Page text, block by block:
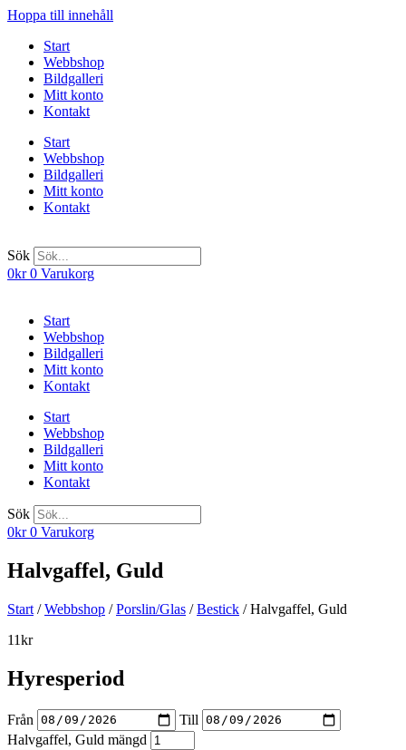
Hoppa till innehåll
Start
Webbshop
Bildgalleri
Mitt konto
Kontakt
Start
Webbshop
Bildgalleri
Mitt konto
Kontakt
Sök
0kr 0 Varukorg
Start
Webbshop
Bildgalleri
Mitt konto
Kontakt
Start
Webbshop
Bildgalleri
Mitt konto
Kontakt
Sök
0kr 0 Varukorg
Halvgaffel, Guld
Start /Webbshop /Porslin/Glas /Bestick / Halvgaffel, Guld
11kr
Hyresperiod
Från
Till
Halvgaffel, Guld mängd